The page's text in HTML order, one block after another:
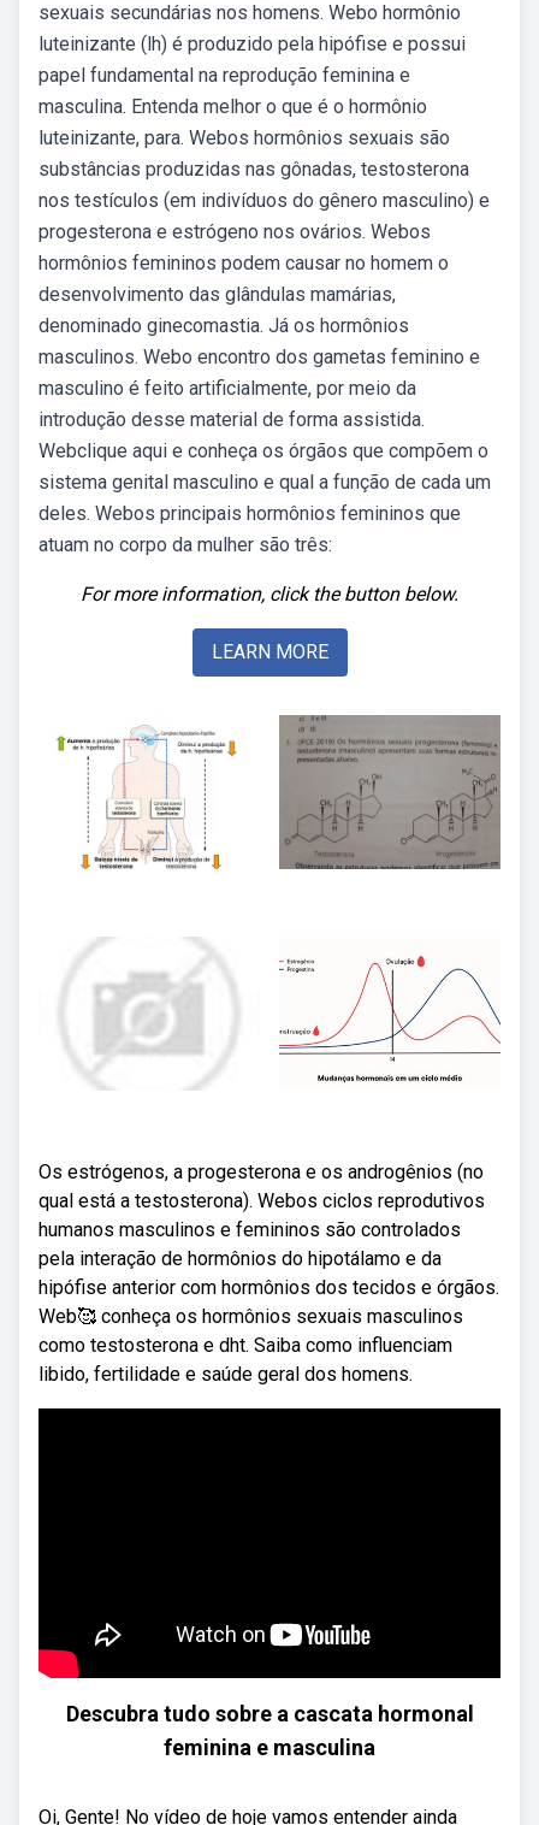
sexuais secundárias nos homens. Webo hormônio
luteinizante (lh) é produzido pela hipófise e possui
papel fundamental na reprodução feminina e
masculina. Entenda melhor o que é o hormônio
luteinizante, para. Webos hormônios sexuais são
substâncias produzidas nas gônadas, testosterona
nos testículos (em indivíduos do gênero masculino) e
progesterona e estrógeno nos ovários. Webos
hormônios femininos podem causar no homem o
desenvolvimento das glândulas mamárias,
denominado ginecomastia. Já os hormônios
masculinos. Webo encontro dos gametas feminino e
masculino é feito artificialmente, por meio da
introdução desse material de forma assistida.
Webclique aqui e conheça os órgãos que compõem o
sistema genital masculino e qual a função de cada um
deles. Webos principais hormônios femininos que
atuam no corpo da mulher são três:
For more information, click the button below.
LEARN MORE
Os estrógenos, a progesterona e os androgênios (no
qual está a testosterona). Webos ciclos reprodutivos
humanos masculinos e femininos são controlados
pela interação de hormônios do hipotálamo e da
hipófise anterior com hormônios dos tecidos e órgãos.
Web🥰 conheça os hormônios sexuais masculinos
como testosterona e dht. Saiba como influenciam
libido, fertilidade e saúde geral dos homens.
Descubra tudo sobre a cascata hormonal
feminina e masculina
Oi, Gente! No vídeo de hoje vamos entender ainda